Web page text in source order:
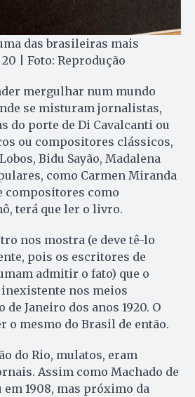
das brasileiras mais
| Foto: Reprodução
mergulhar num mundo
se misturam jornalistas,
do porte de Di Cavalcanti ou
ou compositores clássicos,
Bidu Sayão, Madalena
como Carmen Miranda
compositores como
terá que ler o livro.
nos mostra (e deve tê-lo
pois os escritores de
admitir o fato) que o
nos meios
Janeiro dos anos 1920. O
o mesmo do Brasil de então.
do Rio, mulatos, eram
Assim como Machado de
1908, mas próximo da